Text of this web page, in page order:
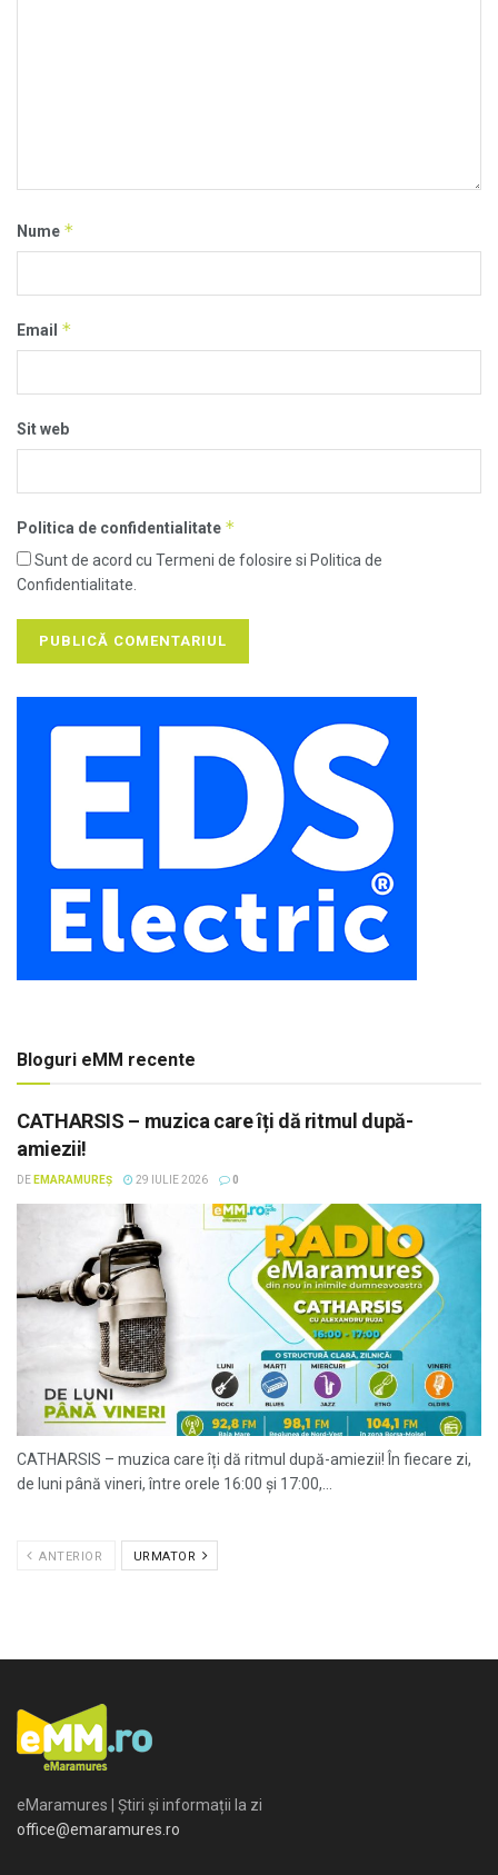
Nume *
Email *
Sit web
Politica de confidentialitate *
Sunt de acord cu Termeni de folosire si Politica de
Confidentialitate.
Bloguri eMM recente
CATHARSIS – muzica care îți dă ritmul după-
amiezii!
DE EMARAMUREȘ 29 IULIE 2026 0
CATHARSIS – muzica care îți dă ritmul după-amiezii! În fiecare zi,
de luni până vineri, între orele 16:00 și 17:00,...
ANTERIOR URMATOR
eMaramures | Știri și informații la zi
office@emaramures.ro